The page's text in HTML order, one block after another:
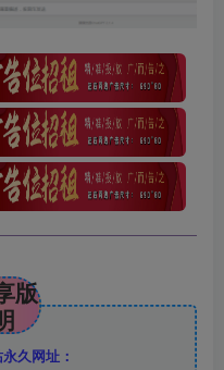
版
久网址：